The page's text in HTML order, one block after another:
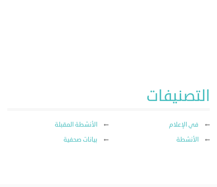
التصنيفات
في الإعلام
الأنشطة المقبلة
الأنشطة
بيانات صحفية